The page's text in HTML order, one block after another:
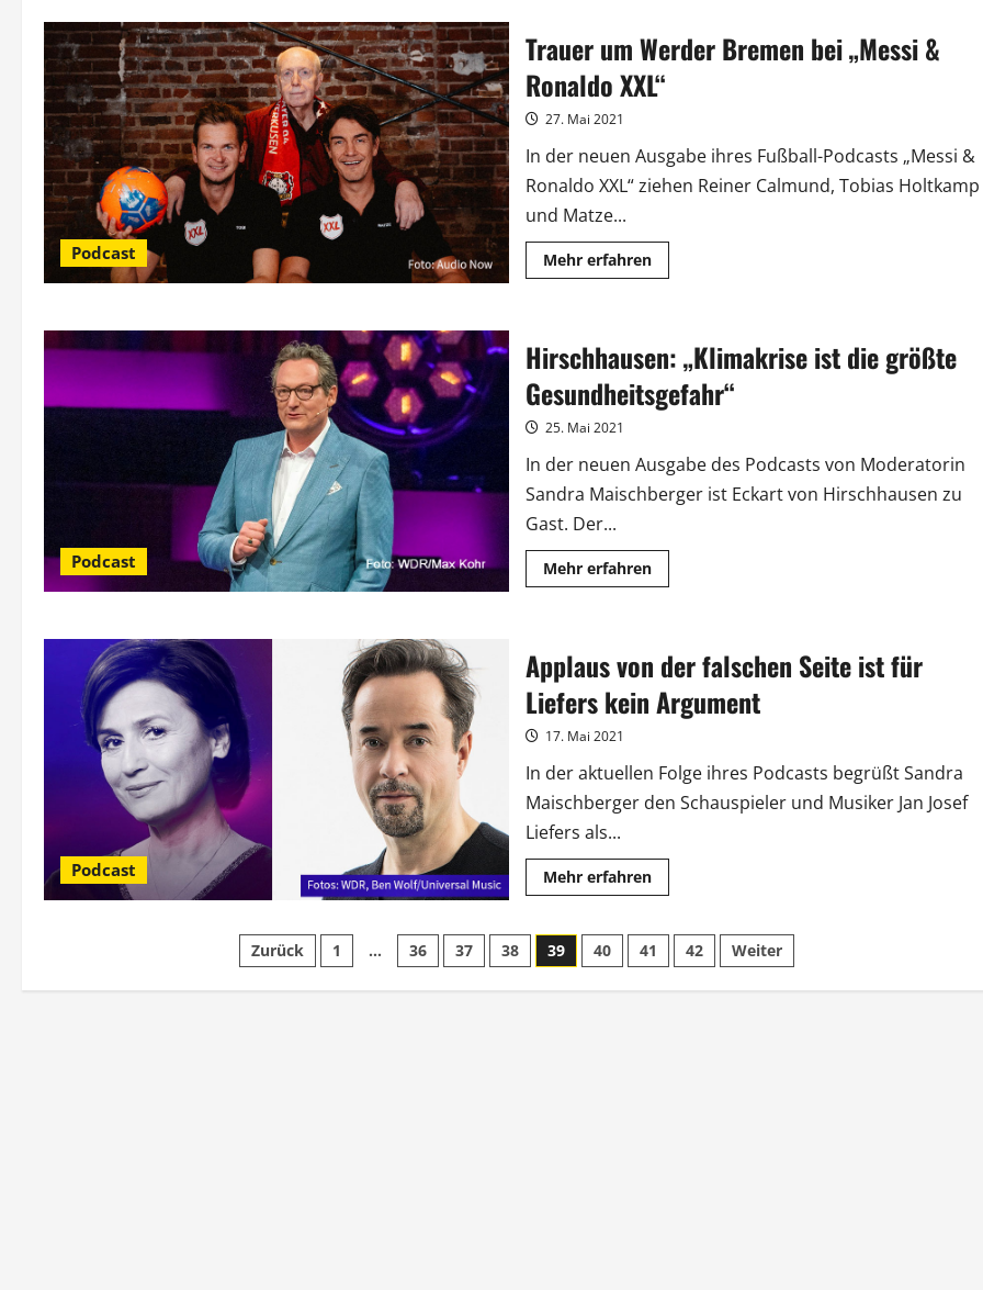
Start-
ups:
„Man
muss
Podcast
Trauer um Werder Bremen bei „Messi &
Ronaldo XXL“
27. Mai 2021
In der neuen Ausgabe ihres Fußball-Podcasts „Messi &
Ronaldo XXL“ ziehen Reiner Calmund, Tobias Holtkamp
und Matze...
Mehr erfahrenMehr
Informationen
Bremen
bei
„Messi
&
Ronaldo
Podcast
Hirschhausen: „Klimakrise ist die größte
Gesundheitsgefahr“
25. Mai 2021
In der neuen Ausgabe des Podcasts von Moderatorin
Sandra Maischberger ist Eckart von Hirschhausen zu
Gast. Der...
Mehr erfahrenMehr
Informationen
die
größte
Gesundheitsgefahr“
Podcast
Applaus von der falschen Seite ist für
Liefers kein Argument
17. Mai 2021
In der aktuellen Folge ihres Podcasts begrüßt Sandra
Maischberger den Schauspieler und Musiker Jan Josef
Liefers als...
Mehr erfahrenMehr
Informationen
von
der
falschen
Seitennummerierung
der
Zurück 1 … 36 37 38 39 40 41 42 Weiter